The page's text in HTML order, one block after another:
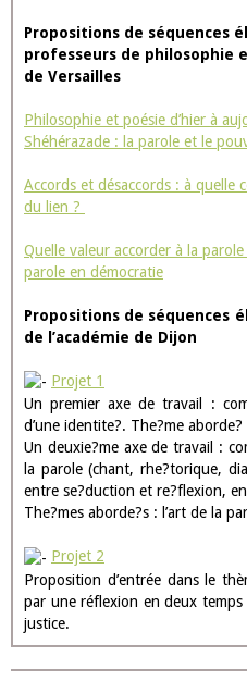
Propositions de séquences
professeurs de philosophie
de Versailles
Philosophie et poésie d’hier à
Shéhérazade : la parole et le
Accords et désaccords : à quelle
du lien ?
Quelle valeur accorder à la
parole en démocratie
Propositions de séquences
de l’académie de Dijon
Projet 1
Un premier axe de travail :
d’une identite?. The?me
Un deuxie?me axe de travail :
la parole (chant, rhe?torique,
entre se?duction et re?flexion,
The?mes aborde?s : l’art de la
Projet 2
Proposition d’entrée dans le
par une réflexion en deux temps
justice.